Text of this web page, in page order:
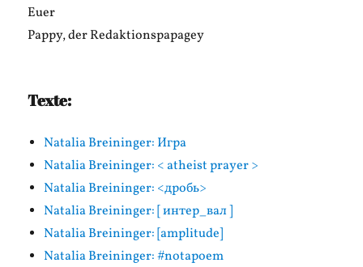
Euer
Pappy, der Redaktionspapagey
Texte:
Natalia Breininger: Игра
Natalia Breininger: < atheist prayer >
Natalia Breininger: <дробь>
Natalia Breininger: [ интер_вал ]
Natalia Breininger: [amplitude]
Natalia Breininger: #notapoem